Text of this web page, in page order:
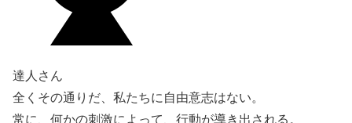
達人さん
全くその通りだ、私たちに自由意志はない。
常に、何かの刺激によって、行動が導き出される。